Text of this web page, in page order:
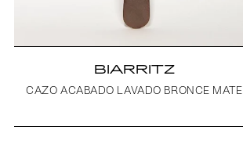
BIARRITZ
CAZO ACABADO LAVADO BRONCE MATE